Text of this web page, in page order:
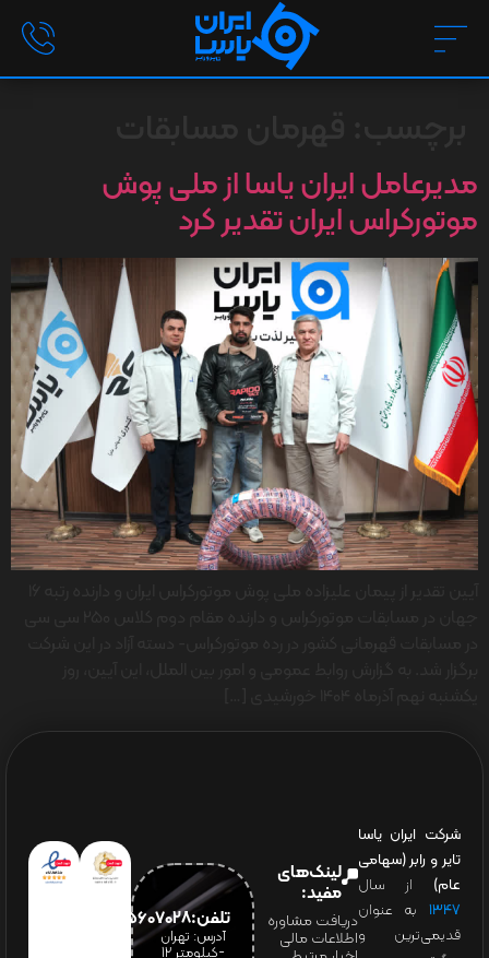
مدیرعامل ایران یاسا از ملی پوش
موتورکراس ایران تقدیر کرد
شرکت ایران یاسا
تایر و رابر (سهامی
عام) از سال
۱۳۴۷ به عنوان
قدیمی‌ترین و
لینک‌های
مفید:
دریافت مشاوره
اطلاعات مالی
تلفن:65607028(021)
آدرس: تهران